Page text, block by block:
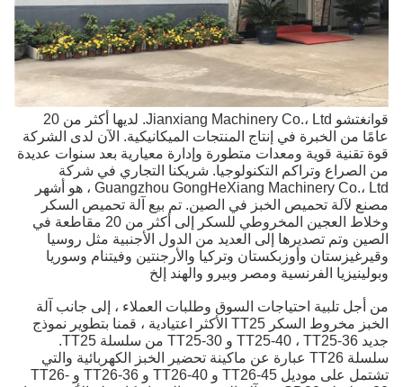
قوانغتشو Jianxiang Machinery Co.، Ltd. لديها أكثر من 20
من الخبرة في إنتاج المنتجات الميكانيكية. الآن لدى الشركة
قوية ومعدات متطورة وإدارة معيارية بعد سنوات عديدة
وتراكم التكنولوجيا. شريكنا التجاري في شركة
Guangzhou GongHeXiang Machinery Co.، Ltd ، هو أشهر
لآلة تحميص الخبز في الصين.
تم بيع آلة تحميص السكر
وخلاط العجين المخروطي للسكر إلى أكثر من 20 مقاطعة في
وتم تصديرها إلى العديد من الدول الأجنبية مثل روسيا
وأوزبكستان وتركيا والأرجنتين وفيتنام وسوريا
الفرنسية ومصر وبيرو والهند إلخ
تلبية احتياجات السوق وطلبات العملاء ، إلى جانب آلة
الخبز مخروط السكر TT25 الأكثر اعتيادية ، قمنا بتطوير نموذج
سلسلة TT26 عبارة عن ماكينة تحضير الخبز الكهربائية والتي
تشتمل على موديل TT26-45 و TT26-40 و TT26-36 و TT26-